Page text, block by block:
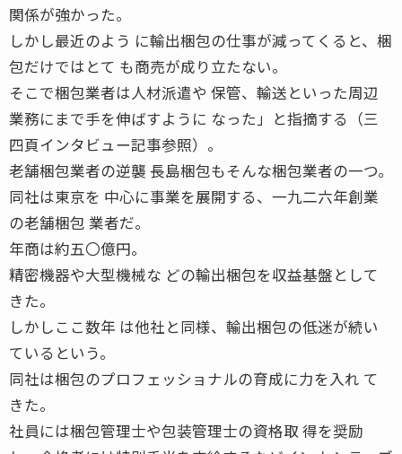
関係が強かった。
しかし最近のよう に輸出梱包の仕事が減ってくると、梱
包だけではとて も商売が成り立たない。
そこで梱包業者は人材派遣や 保管、輸送といった周辺
業務にまで手を伸ばすように なった」と指摘する（三
四頁インタビュー記事参照）。
老舗梱包業者の逆襲 長島梱包もそんな梱包業者の一つ。
同社は東京を 中心に事業を展開する、一九二六年創業
の老舗梱包 業者だ。
年商は約五〇億円。
精密機器や大型機械な どの輸出梱包を収益基盤として
きた。
しかしここ数年 は他社と同様、輸出梱包の低迷が続い
ているという。
同社は梱包のプロフェッショナルの育成に力を入れ て
きた。
社員には梱包管理士や包装管理士の資格取 得を奨励